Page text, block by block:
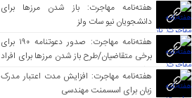
هفته‌نامه مهاجرت: باز شدن مرزها برای
دانشجویان نیو سات ولز
هفته‌نامه مهاجرت: صدور دعوتنامه ۱۹۰ برای
برخی متقاضیان/طرح باز شدن مرزها برای افراد
واکسینه شده
هفته‌نامه مهاجرت: افزایش مدت اعتبار مدرک
زبان برای اسسمنت مهندسی